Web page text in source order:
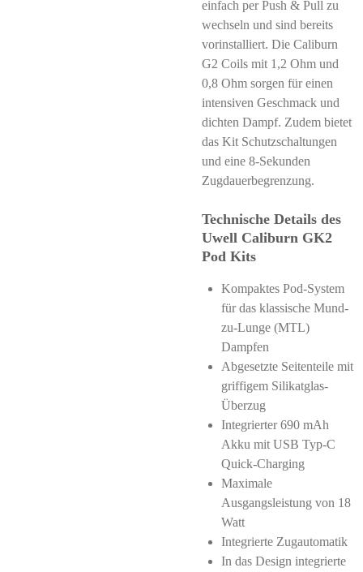
einfach per Push & Pull zu
wechseln und sind bereits
vorinstalliert. Die Caliburn
G2 Coils mit 1,2 Ohm und
0,8 Ohm sorgen für einen
intensiven Geschmack und
dichten Dampf. Zudem bietet
das Kit Schutzschaltungen
und eine 8-Sekunden
Zugdauerbegrenzung.
Technische Details des
Uwell Caliburn GK2
Pod Kits
Kompaktes Pod-System
für das klassische Mund-
zu-Lunge (MTL)
Dampfen
Abgesetzte Seitenteile mit
griffigem Silikatglas-
Überzug
Integrierter 690 mAh
Akku mit USB Typ-C
Quick-Charging
Maximale
Ausgangsleistung von 18
Watt
Integrierte Zugautomatik
In das Design integrierte